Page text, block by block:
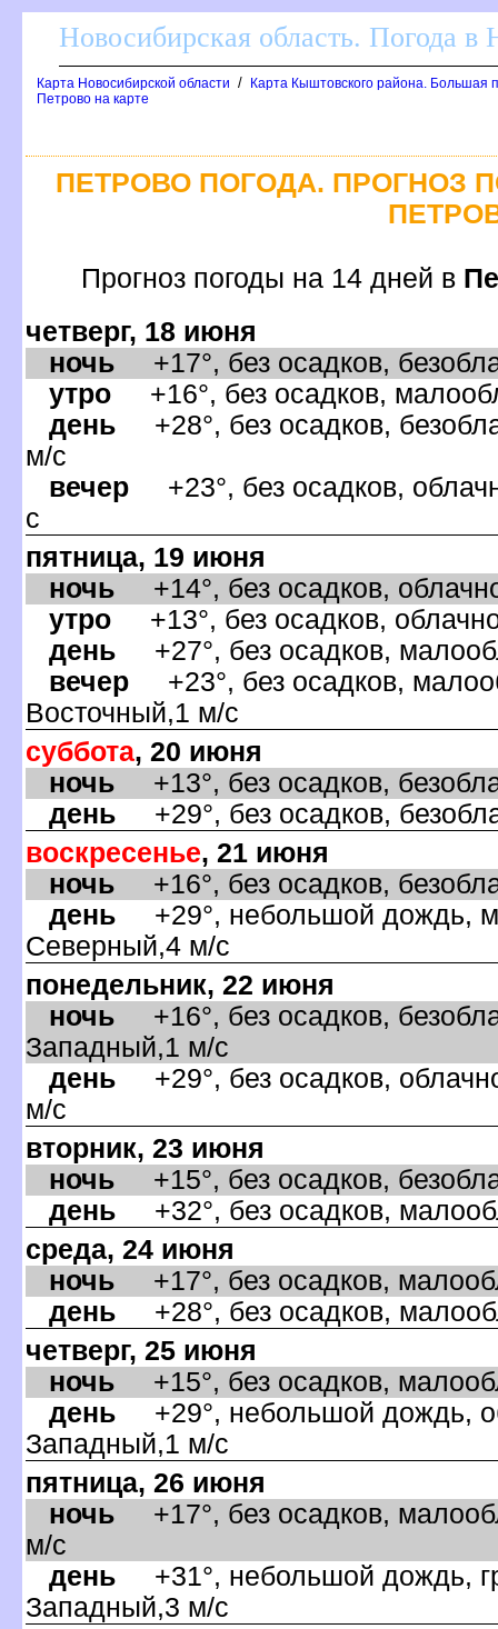
Новосибирская область. Погода в
Карта Новосибирской области /
Карта Кыштовского района. Большая
Петрово на карте
ПЕТРОВО ПОГОДА. ПРОГНОЗ
Прогноз погоды на 14 дней
четверг, 18 июня
ночь +17°, без осадков,
утро +16°, без осадков,
день +28°, без осадков,
м/с
ечер +23°, без осадков,
с
пятница, 19 июня
ночь +14°, без осадков,
утро +13°, без осадков,
день +27°, без осадков,
ечер +23°, без осадков,
осточный,1 м/с
суббота, 20 июня
ночь +13°, без осадков,
день +29°, без осадков,
оскресенье, 21 июня
ночь +16°, без осадков,
день +29°, небольшой дождь,
Северный,4 м/с
понедельник, 22 июня
ночь +16°, без осадков,
Западный,1 м/с
день +29°, без осадков,
м/с
торник, 23 июня
ночь +15°, без осадков,
день +32°, без осадков,
среда, 24 июня
ночь +17°, без осадков,
день +28°, без осадков,
четверг, 25 июня
ночь +15°, без осадков,
день +29°, небольшой дождь,
Западный,1 м/с
пятница, 26 июня
ночь +17°, без осадков,
м/с
день +31°, небольшой дождь,
Западный,3 м/с